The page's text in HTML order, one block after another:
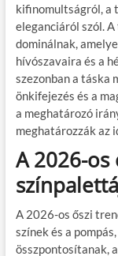
kifinomultságról, a
eleganciáról szól.
dominálnak,
hívószavaira és a
szezonban a táska
önkifejezés és a
a meghatározó
meghatározzák az
A 2026-os
A 2026-os őszi
színek és a
összpontosítanak,